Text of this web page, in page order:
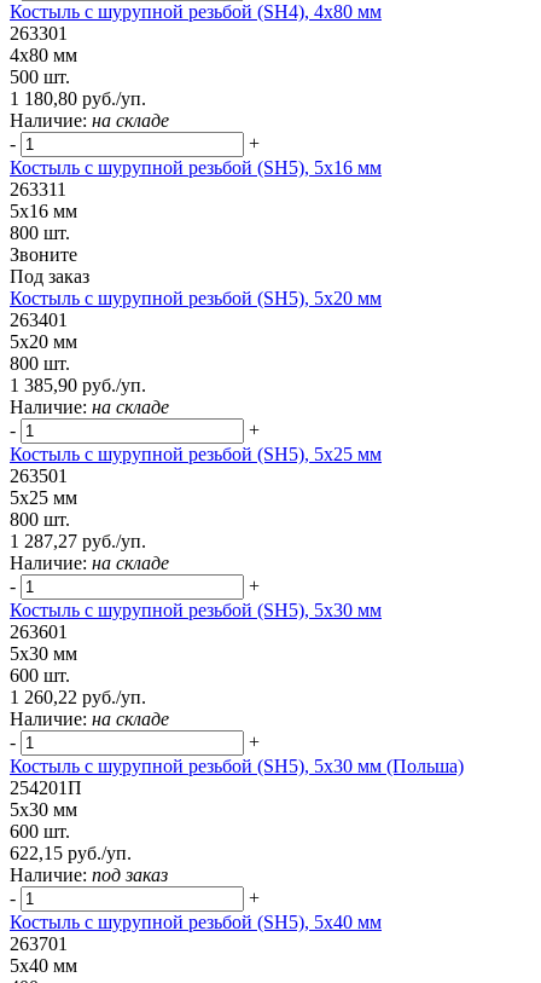
Костыль с шурупной резьбой (SH4), 4х80 мм
263301
4х80 мм
500 шт.
1 180,80 руб./уп.
Наличие: на складе
-
+
Костыль с шурупной резьбой (SH5), 5х16 мм
263311
5х16 мм
800 шт.
Звоните
Под заказ
Костыль с шурупной резьбой (SH5), 5х20 мм
263401
5х20 мм
800 шт.
1 385,90 руб./уп.
Наличие: на складе
-
+
Костыль с шурупной резьбой (SH5), 5х25 мм
263501
5х25 мм
800 шт.
1 287,27 руб./уп.
Наличие: на складе
-
+
Костыль с шурупной резьбой (SH5), 5х30 мм
263601
5х30 мм
600 шт.
1 260,22 руб./уп.
Наличие: на складе
-
+
Костыль с шурупной резьбой (SH5), 5х30 мм (Польша)
254201П
5х30 мм
600 шт.
622,15 руб./уп.
Наличие: под заказ
-
+
Костыль с шурупной резьбой (SH5), 5х40 мм
263701
5х40 мм